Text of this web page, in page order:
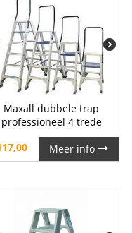
Maxall dubbele trap
professioneel 4 trede
Meer info